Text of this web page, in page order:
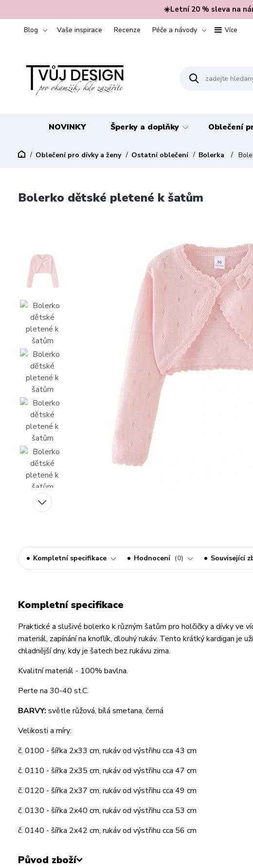
☀️Letní 20 % sleva na
Blog Vaše inspirace Recenze Péče a návody Více
NOVINKY Šperky a doplňky Oblečení
Oblečení pro dívky a ženy Ostatní oblečení Bolerka
Bolerko dětské pletené k šatům
Kompletní specifikace Hodnocení 0 Související
Kompletní specifikace
Praktické a slušivé bolerko k různým šatům pro holčičky a dívky ve
materiál, zapínání na knoflík, dlouhý rukáv. Tento krátký kardigan je
chladnější dny, kdy je šatech bez rukávu zima.
Kvalitní materiál - 100% bavlna.
Perte na 30-40 st.C.
BARVY: světle růžová, bílá smetana, černá
Velikosti a míry:
č. 0100 - šířka 2x33 cm, rukáv od výstřihu cca 43 cm
č. 0110 - šířka 2x35 cm, rukáv od výstřihu cca 47 cm
č. 0120 - šířka 2x37 cm, rukáv od výstřihu cca 49 cm
č. 0130 - šířka 2x40 cm, rukáv od výstřihu cca 53 cm
č. 0140 - šířka 2x42 cm, rukáv od výstřihu cca 56 cm
Původ zboží